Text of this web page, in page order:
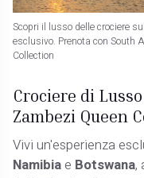
Scopri il lusso delle crociere
esclusivo. Prenota con South
Collection
Crociere di
Zambezi Queen
Vivi un'esperienza
Namibiae Botswana,